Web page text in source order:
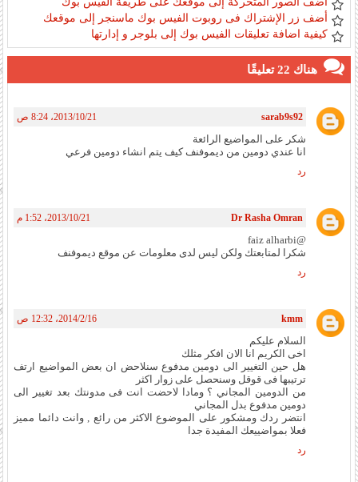
أضف زر الإشتراك فى روبوت الفيس بوك ماسنجر إلى موقعك
كيفية اضافة تعليقات الفيس بوك إلى بلوجر و إدارتها
هناك 22 تعليقًا
sarab9s92 21‏/10‏/2013، 8:24 ص
شكر على المواضيع الرائعة
انا عندي دومين من ديموفنف كيف يتم انشاء دومين فرعي
رد
Dr Rasha Omran 21‏/10‏/2013، 1:52 م
@faiz alharbi
شكرا لمتابعتك ولكن ليس لدى معلومات عن موقع ديموفنف
رد
kmm 16‏/2‏/2014، 12:32 ص
السلام عليكم
اخى الكريم انا الان افكر مثلك
هل حين التغيير الى دومين مدفوع سنلاحض ان بعض المواضيع ارتف
ترتيبها فى قوقل وسنحصل على زوار اكثر
من الدومين المجاني ؟ ومادا لاحضت انت فى مدونتك بعد تغيير الى
دومين مدفوع بدل المجاني
انتضر ردك ومشكور على الموضوع الاكثر من رائع , وانت دائما مميز
فعلا بمواضييعك المفيدة جدا
رد